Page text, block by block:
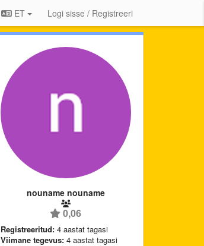
ET Logi sisse / Registreeri
nouname nouname
0,06
Registreeritud: 4 aastat tagasi
Viimane tegevus: 4 aastat tagasi